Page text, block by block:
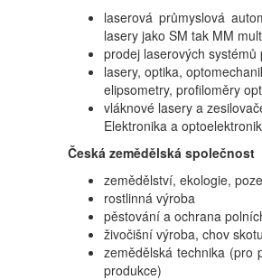
laserová průmyslová
lasery jako SM tak MM
prodej laserových
lasery, optika,
elipsometry, profiloměry
vláknové lasery a
Elektronika a
Česká zemědělská společnost
zemědělství, ekologie,
rostlinná výroba
pěstování a ochrana
živočišní výroba, chov skotu
zemědělská technika (pro
produkce)